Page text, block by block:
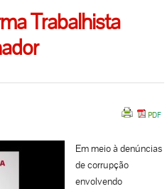
Trabalhista
Em meio à denúncias
de corrupção
envolvendo